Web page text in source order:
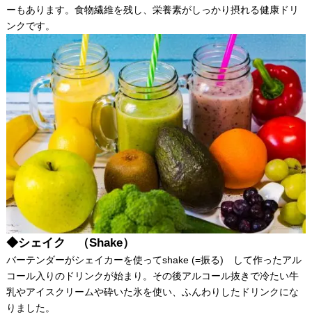
ーもあります。食物繊維を残し、栄養素がしっかり摂れる健康ドリ
ンクです。
◆シェイク （Shake）
バーテンダーがシェイカーを使ってshake (=振る) して作ったアル
コール入りのドリンクが始まり。その後アルコール抜きで冷たい牛
乳やアイスクリームや砕いた氷を使い、ふんわりしたドリンクにな
りました。